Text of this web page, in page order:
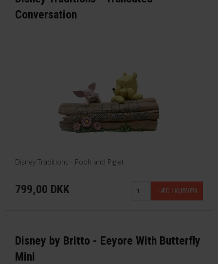
Conversation
Disney Traditions - Pooh and Piglet
799,00 DKK
Disney by Britto - Eeyore With Butterfly
Mini